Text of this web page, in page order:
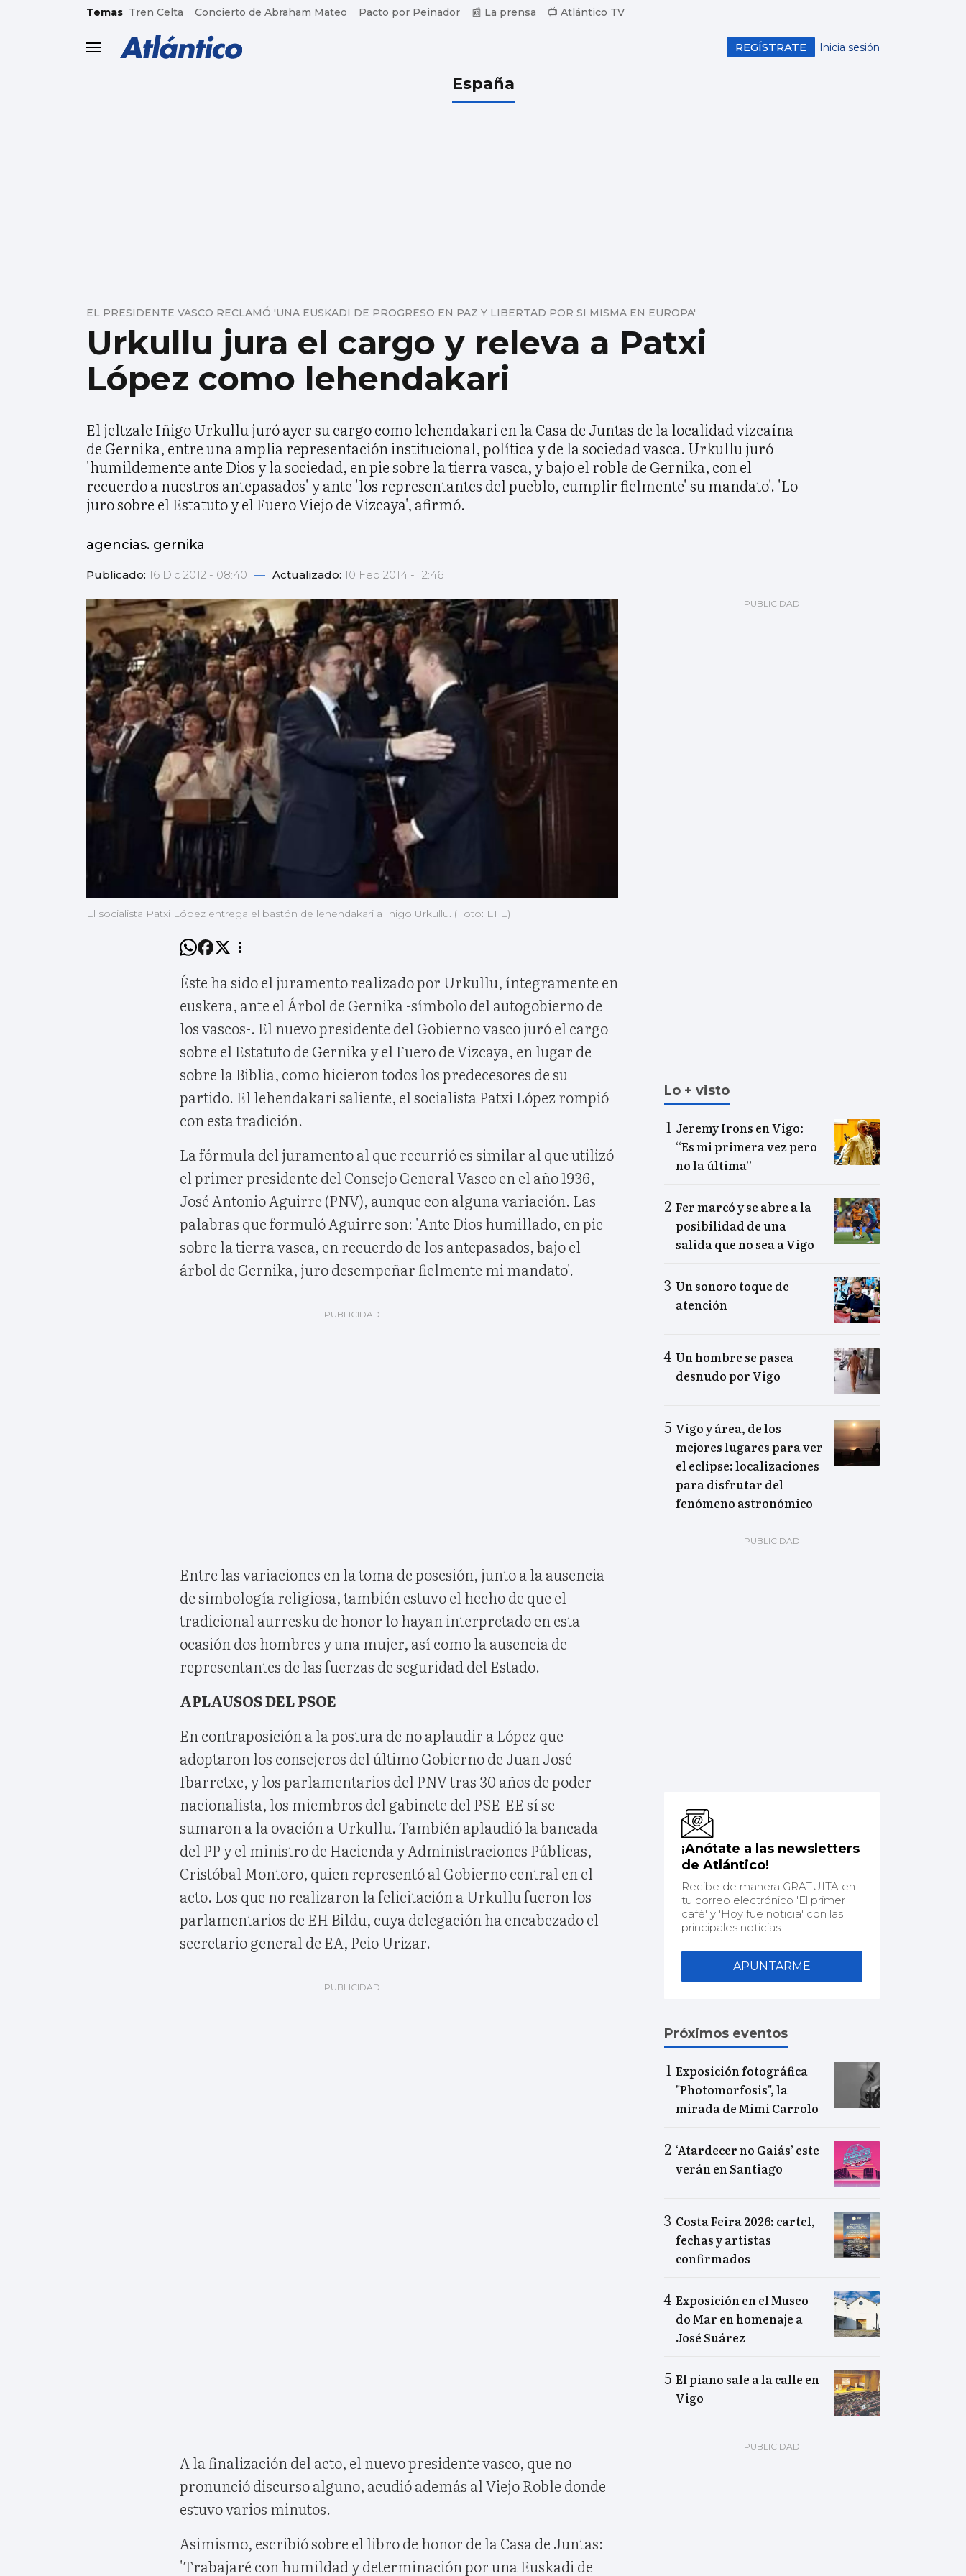
common.go-to-content
Temas Tren Celta Concierto de Abraham Mateo Pacto por Peinador 📰 La prensa 📺 Atlántico TV
header.menu.open Inicia sesión
REGÍSTRATE
España
Urkullu jura el cargo y releva a Patxi
López como lehendakari
EL PRESIDENTE VASCO RECLAMÓ 'UNA EUSKADI DE PROGRESO EN PAZ Y LIBERTAD POR SI MISMA EN EUROPA'
El jeltzale Iñigo Urkullu juró ayer su cargo como lehendakari en la Casa de Juntas de la localidad vizcaína
de Gernika, entre una amplia representación institucional, política y de la sociedad vasca. Urkullu juró
'humildemente ante Dios y la sociedad, en pie sobre la tierra vasca, y bajo el roble de Gernika, con el
recuerdo a nuestros antepasados' y ante 'los representantes del pueblo, cumplir fielmente' su mandato'. 'Lo
juro sobre el Estatuto y el Fuero Viejo de Vizcaya', afirmó.
agencias. gernika
Publicado: 16 Dic 2012 - 08:40 — Actualizado: 10 Feb 2014 - 12:46
El socialista Patxi López entrega el bastón de lehendakari a Iñigo Urkullu. (Foto: EFE)
Éste ha sido el juramento realizado por Urkullu, íntegramente en
euskera, ante el Árbol de Gernika -símbolo del autogobierno de
los vascos-. El nuevo presidente del Gobierno vasco juró el cargo
sobre el Estatuto de Gernika y el Fuero de Vizcaya, en lugar de
sobre la Biblia, como hicieron todos los predecesores de su
partido. El lehendakari saliente, el socialista Patxi López rompió
con esta tradición.
La fórmula del juramento al que recurrió es similar al que utilizó
el primer presidente del Consejo General Vasco en el año 1936,
José Antonio Aguirre (PNV), aunque con alguna variación. Las
palabras que formuló Aguirre son: 'Ante Dios humillado, en pie
sobre la tierra vasca, en recuerdo de los antepasados, bajo el
árbol de Gernika, juro desempeñar fielmente mi mandato'.
Entre las variaciones en la toma de posesión, junto a la ausencia
de simbología religiosa, también estuvo el hecho de que el
tradicional aurresku de honor lo hayan interpretado en esta
ocasión dos hombres y una mujer, así como la ausencia de
representantes de las fuerzas de seguridad del Estado.
APLAUSOS DEL PSOE
En contraposición a la postura de no aplaudir a López que
adoptaron los consejeros del último Gobierno de Juan José
Ibarretxe, y los parlamentarios del PNV tras 30 años de poder
nacionalista, los miembros del gabinete del PSE-EE sí se
sumaron a la ovación a Urkullu. También aplaudió la bancada
del PP y el ministro de Hacienda y Administraciones Públicas,
Cristóbal Montoro, quien representó al Gobierno central en el
acto. Los que no realizaron la felicitación a Urkullu fueron los
parlamentarios de EH Bildu, cuya delegación ha encabezado el
secretario general de EA, Peio Urizar.
A la finalización del acto, el nuevo presidente vasco, que no
pronunció discurso alguno, acudió además al Viejo Roble donde
estuvo varios minutos.
Asimismo, escribió sobre el libro de honor de la Casa de Juntas:
'Trabajaré con humildad y determinación por una Euskadi de
Lo + visto
Jeremy Irons en Vigo:
“Es mi primera vez pero
no la última”
Fer marcó y se abre a la
posibilidad de una
salida que no sea a Vigo
Un sonoro toque de
atención
Un hombre se pasea
desnudo por Vigo
Vigo y área, de los
mejores lugares para ver
el eclipse: localizaciones
para disfrutar del
fenómeno astronómico
¡Anótate a las newsletters
de Atlántico!
Recibe de manera GRATUITA en
tu correo electrónico 'El primer
café' y 'Hoy fue noticia' con las
principales noticias.
APUNTARME
Próximos eventos
Exposición fotográfica
"Photomorfosis", la
mirada de Mimi Carrolo
‘Atardecer no Gaiás’ este
verán en Santiago
Costa Feira 2026: cartel,
fechas y artistas
confirmados
Exposición en el Museo
do Mar en homenaje a
José Suárez
El piano sale a la calle en
Vigo